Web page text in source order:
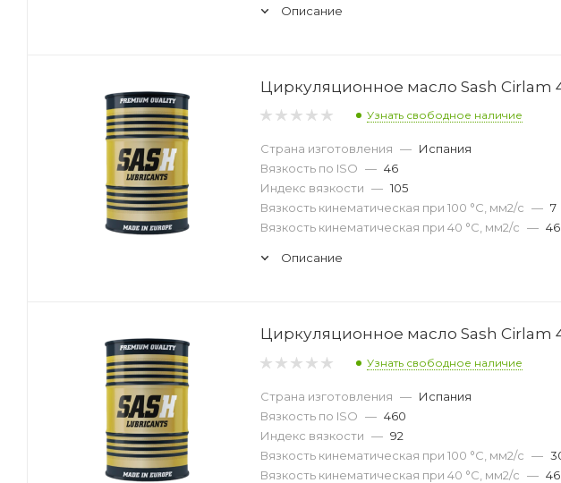
Описание
Циркуляционное масло Sash Cirlam
Узнать свободное наличие
Страна изготовления — Испания
Вязкость по ISO — 46
Индекс вязкости — 105
Вязкость кинематическая при 100 °С, мм2/с — 7
Вязкость кинематическая при 40 °С, мм2/с — 46
Описание
Циркуляционное масло Sash Cirlam
Узнать свободное наличие
Страна изготовления — Испания
Вязкость по ISO — 460
Индекс вязкости — 92
Вязкость кинематическая при 100 °С, мм2/с —
Вязкость кинематическая при 40 °С, мм2/с —